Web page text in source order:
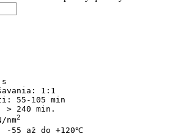
1:1
55-105 min
> 240 min.
nm2
-55 až do +120℃